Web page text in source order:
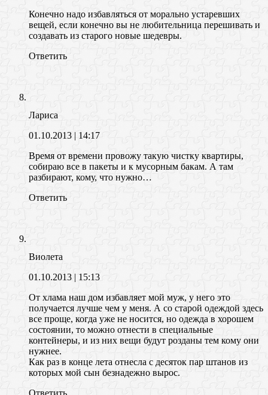
Конечно надо избавляться от морально устаревших
вещей, если конечно вы не любительница перешивать и
создавать из старого новые шедевры.
Ответить
Лариса
01.10.2013 | 14:17
Время от времени провожу такую чистку квартиры,
собираю все в пакеты и к мусорным бакам. А там
разбирают, кому, что нужно…
Ответить
Виолета
01.10.2013 | 15:13
От хлама наш дом избавляет мой муж, у него это
получается лучше чем у меня. А со старой одеждой здесь
все проще, когда уже не носится, но одежда в хорошем
состоянии, то можно отнести в специальные
контейнеры, и из них вещи будут розданы тем кому они
нужнее.
Как раз в конце лета отнесла с десяток пар штанов из
которых мой сын безнадежно вырос.
Ответить